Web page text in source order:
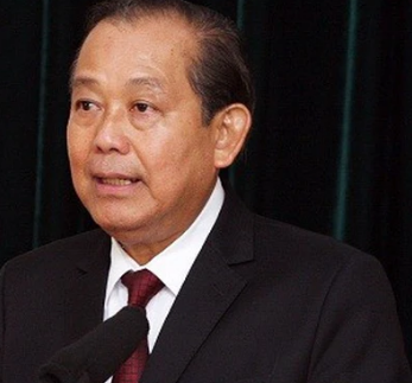
Xu hướng thị
trường
Tiêu dùng và dư
luận
Công nghệ